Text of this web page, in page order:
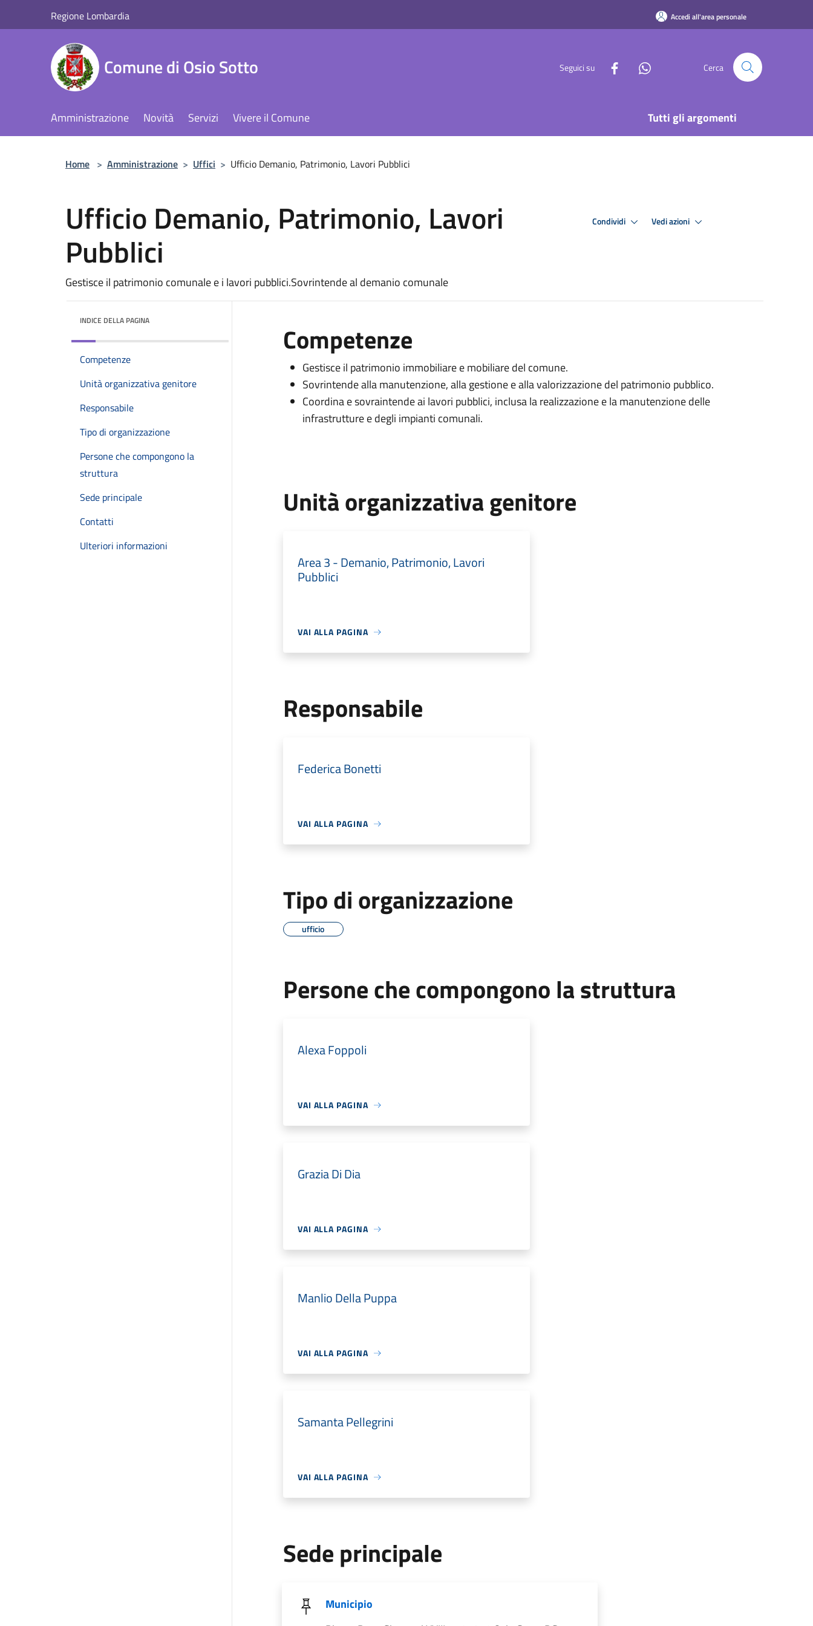
Regione Lombardia Accedi all'area personale
Comune di Osio Sotto Seguici su Cerca
Amministrazione Novità Servizi Vivere il Comune Tutti gli argomenti
Home > Amministrazione > Uffici > Ufficio Demanio, Patrimonio, Lavori Pubblici
Ufficio Demanio, Patrimonio, Lavori
Pubblici
Gestisce il patrimonio comunale e i lavori pubblici.Sovrintende al demanio comunale
Condividi Vedi azioni
INDICE DELLA PAGINA
Competenze
Unità organizzativa genitore
Responsabile
Tipo di organizzazione
Persone che compongono la
struttura
Sede principale
Contatti
Ulteriori informazioni
Competenze
Gestisce il patrimonio immobiliare e mobiliare del comune.
Sovrintende alla manutenzione, alla gestione e alla valorizzazione del patrimonio pubblico.
Coordina e sovraintende ai lavori pubblici, inclusa la realizzazione e la manutenzione delle
infrastrutture e degli impianti comunali.
Unità organizzativa genitore
Area 3 - Demanio, Patrimonio, Lavori
Pubblici
VAI ALLA PAGINA
Responsabile
Federica Bonetti
VAI ALLA PAGINA
Tipo di organizzazione
ufficio
Persone che compongono la struttura
Alexa Foppoli
VAI ALLA PAGINA
Grazia Di Dia
VAI ALLA PAGINA
Manlio Della Puppa
VAI ALLA PAGINA
Samanta Pellegrini
VAI ALLA PAGINA
Sede principale
Municipio